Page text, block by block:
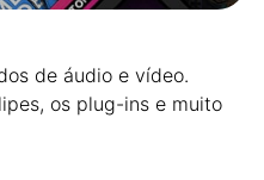
de áudio e vídeo.
os plug-ins e muito